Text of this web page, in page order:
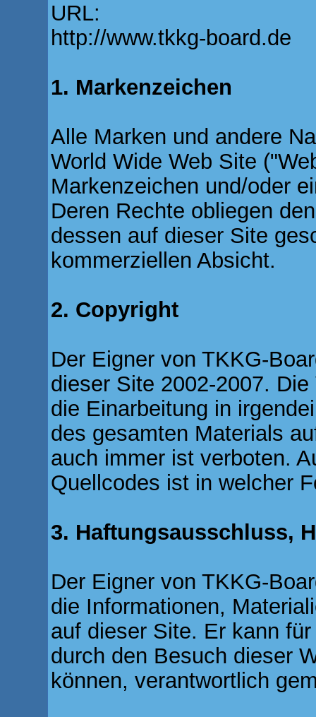
URL:
http://www.tkkg-board.de
1. Markenzeichen
Alle Marken und andere
World Wide Web Site
Markenzeichen und/oder
Deren Rechte obliegen
dessen auf dieser Site
kommerziellen Absicht.
2. Copyright
Der Eigner von TKKG-
dieser Site 2002-2007.
die Einarbeitung in
des gesamten Materials
auch immer ist verboten.
Quellcodes ist in welcher
3. Haftungsausschluss,
Der Eigner von TKKG-
die Informationen,
auf dieser Site. Er kann
durch den Besuch dieser
können, verantwortlich